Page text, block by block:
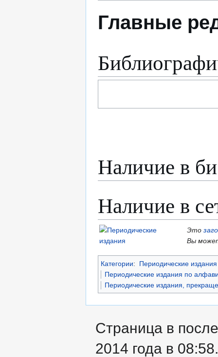
Главные
Наличие в
Наличие в
Это
Вы
Категории:
Периодические
Периодические издания по
Периодические издания,
Страница в
2014 года в 08:58.